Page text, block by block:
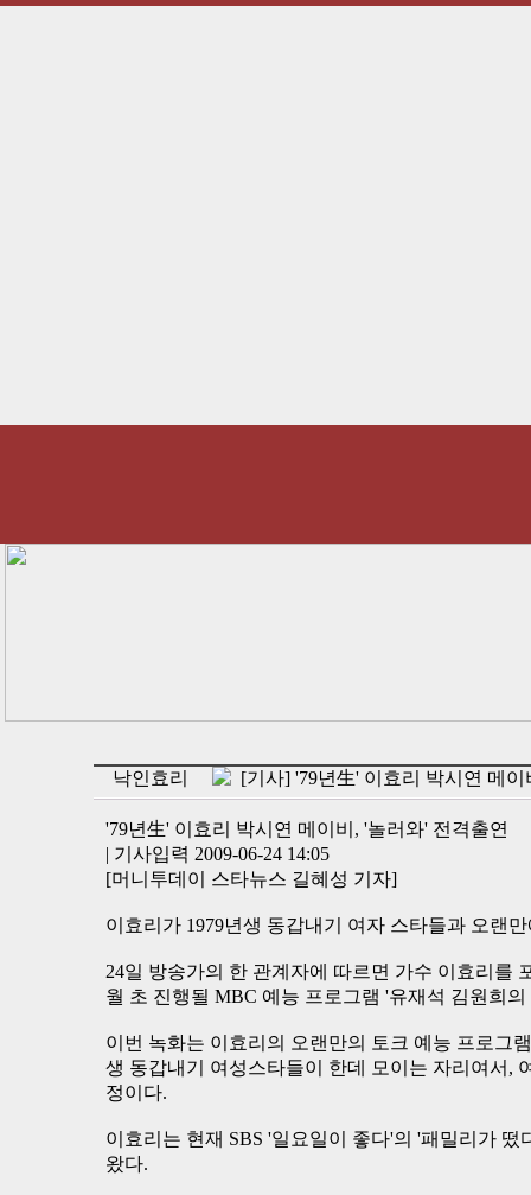
낙인효리 [기사] '79년生' 이효리 박시연 메이
'79년生' 이효리 박시연 메이비, '놀러와' 전격출연
| 기사입력 2009-06-24 14:05
[머니투데이 스타뉴스 길혜성 기자]
이효리가 1979년생 동갑내기 여자 스타들과 오랜
24일 방송가의 한 관계자에 따르면 가수 이효리를
월 초 진행될 MBC 예능 프로그램 '유재석 김원희
이번 녹화는 이효리의 오랜만의 토크 예능 프로그
생 동갑내기 여성스타들이 한데 모이는 자리여서,
정이다.
이효리는 현재 SBS '일요일이 좋다'의 '패밀리가
왔다.